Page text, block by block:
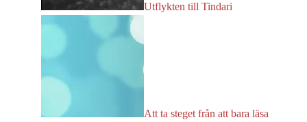
Utflykten till Tindari
Att ta steget från att bara läsa